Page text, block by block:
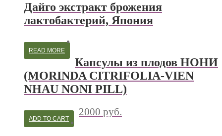
Дайго экстракт брожения
лактобактерий, Япония
READ MORE
Капсулы из плодов НОНИ
(MORINDA CITRIFOLIA-VIEN
NHAU NONI PILL)
2000 руб.
ADD TO CART